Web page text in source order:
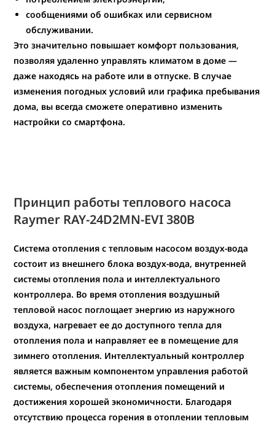
сообщениями об ошибках или сервисном
обслуживании.
Это значительно повышает комфорт пользования,
позволяя удаленно управлять климатом в доме —
даже находясь на работе или в отпуске. В случае
изменения погодных условий или графика пребывания
дома, вы всегда сможете оперативно изменить
настройки со смартфона.
Принцип работы теплового насоса
Raymer RAY-24D2MN-EVI380В
Система отопления с тепловым насосом воздух-вода
состоит из внешнего блока воздух-вода, внутренней
системы отопления пола и интеллектуального
контроллера. Во время отопления воздушный
тепловой насос поглощает энергию из наружного
воздуха, нагревает ее до доступного тепла для
отопления пола и направляет ее в помещение для
зимнего отопления. Интеллектуальный контроллер
является важным компонентом управления работой
системы, обеспечения отопления помещений и
достижения хорошей экономичности. Благодаря
отсутствию процесса горения в отоплении тепловым